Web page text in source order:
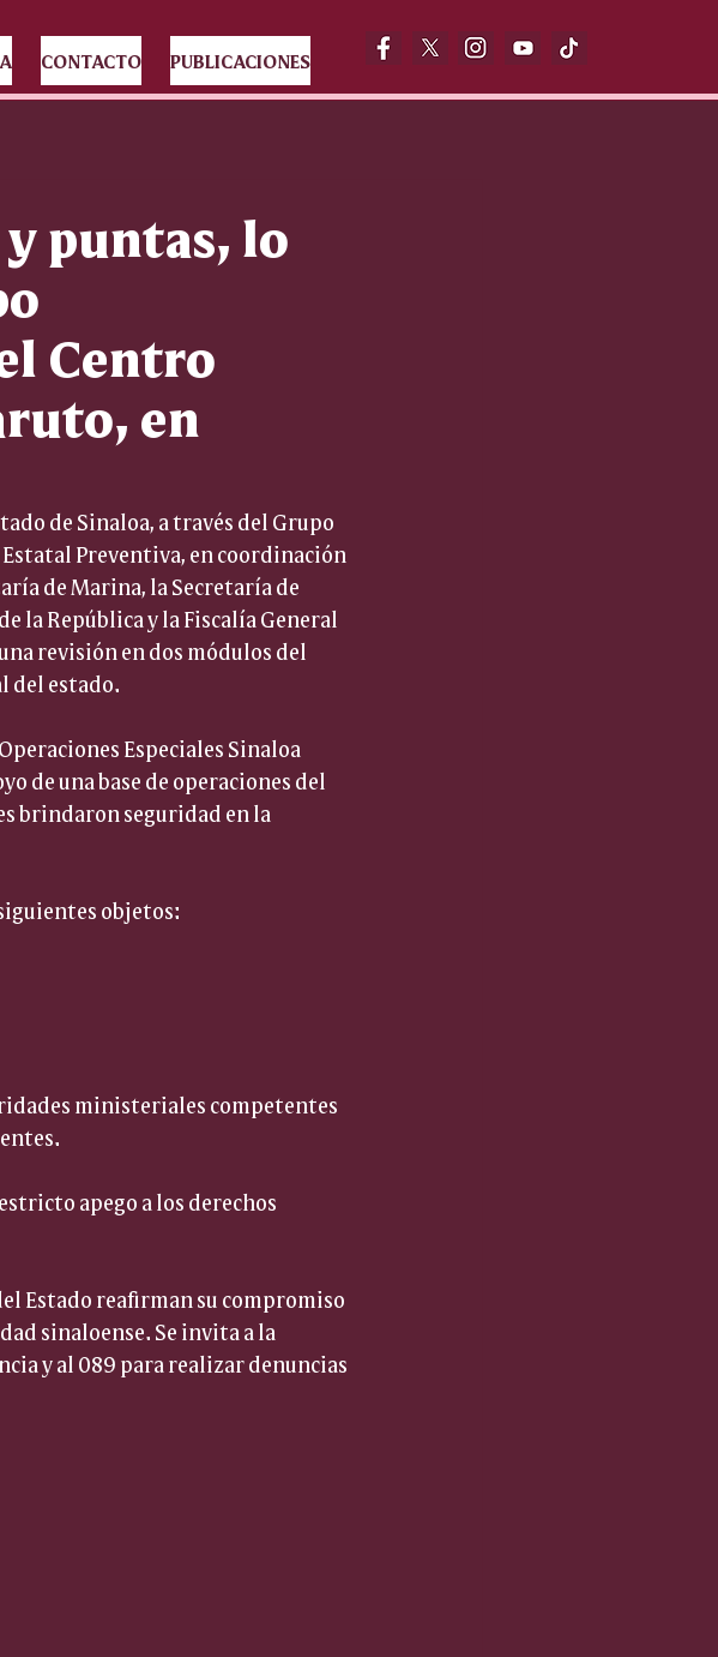
CONTACTO PUBLICACIONES
puntas, lo
Centro
en
de Sinaloa, a través del Grupo
Estatal Preventiva, en coordinación
de Marina, la Secretaría de
la República y la Fiscalía General
revisión en dos módulos del
del estado.
Especiales Sinaloa
de una base de operaciones del
brindaron seguridad en la
objetos:
ministeriales competentes
apego a los derechos
Estado reafirman su compromiso
sinaloense. Se invita a la
y al 089 para realizar denuncias